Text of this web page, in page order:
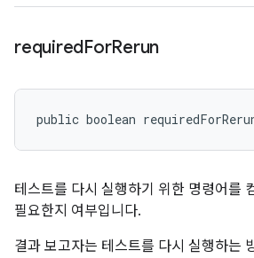
requiredForRerun
public boolean
테스트를 다시 실행하기 위한 명령어를
필요한지 여부입니다.
결과 보고자는 테스트를 다시 실행하는